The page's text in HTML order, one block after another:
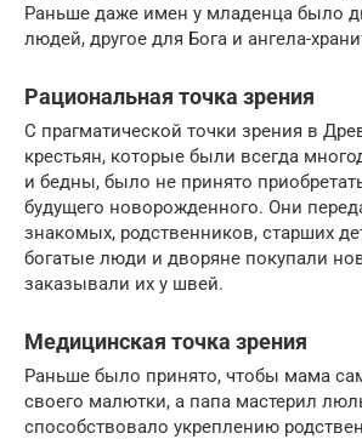
Раньше даже имен у младенца было
людей, другое для Бога и ангела-
Рациональная точка зрения
С прагматической точки зрения в
крестьян, которые были всегда
и бедны, было не принято
будущего новорожденного. Они
знакомых, родственников, старших
богатые люди и дворяне покупали
заказывали их у швей.
Медицинская точка зрения
Раньше было принято, чтобы мама
своего малютки, а папа мастерил
способствовало укреплению